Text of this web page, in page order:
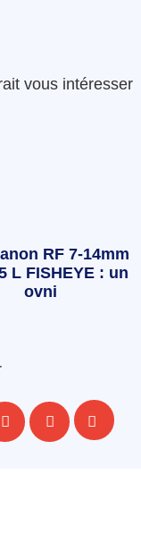
vous intéresser
RF 7-14mm
L FISHEYE : un
ovni